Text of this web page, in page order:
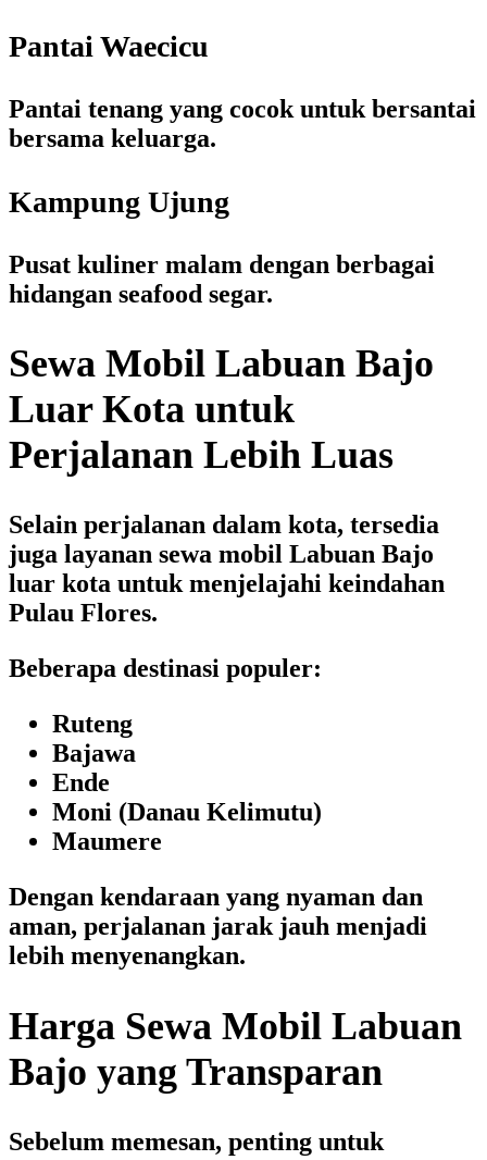
Pantai Waecicu
Pantai tenang yang cocok untuk bersantai
bersama keluarga.
Kampung Ujung
Pusat kuliner malam dengan berbagai
hidangan seafood segar.
Sewa Mobil Labuan Bajo
Luar Kota untuk
Perjalanan Lebih Luas
Selain perjalanan dalam kota, tersedia
juga layanan sewa mobil Labuan Bajo
luar kota untuk menjelajahi keindahan
Pulau Flores.
Beberapa destinasi populer:
Ruteng
Bajawa
Ende
Moni (Danau Kelimutu)
Maumere
Dengan kendaraan yang nyaman dan
aman, perjalanan jarak jauh menjadi
lebih menyenangkan.
Harga Sewa Mobil Labuan
Bajo yang Transparan
Sebelum memesan, penting untuk